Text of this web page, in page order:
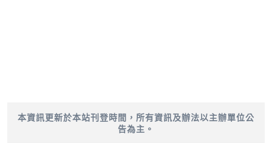
本資訊更新於本站刊登時間，所有資訊及辦法以主辦單位公
告為主。